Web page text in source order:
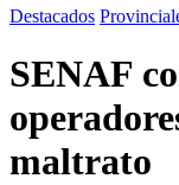
Destacados
SENAF
maltrato